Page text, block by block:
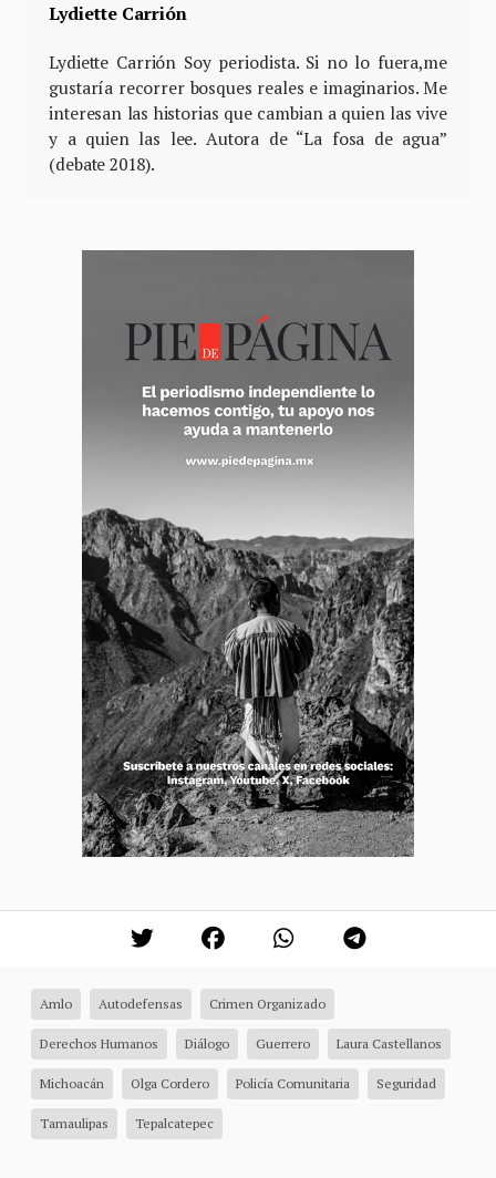
Lydiette Carrión
Lydiette Carrión Soy periodista. Si no lo fuera,me
gustaría recorrer bosques reales e imaginarios. Me
interesan las historias que cambian a quien las vive
y a quien las lee. Autora de “La fosa de agua”
(debate 2018).
Amlo Autodefensas Crimen Organizado
Derechos Humanos Diálogo Guerrero Laura Castellanos
Michoacán Olga Cordero Policía Comunitaria Seguridad
Tamaulipas Tepalcatepec